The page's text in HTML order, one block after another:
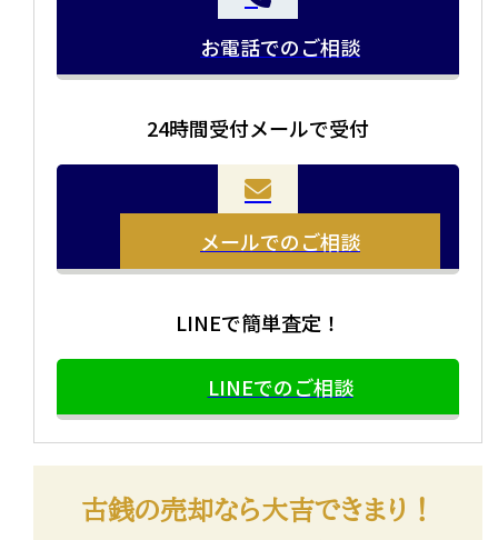
お電話でのご相談
24時間受付メールで受付
メールでのご相談
LINEで簡単査定！
LINEでのご相談
古銭の売却なら大吉できまり！